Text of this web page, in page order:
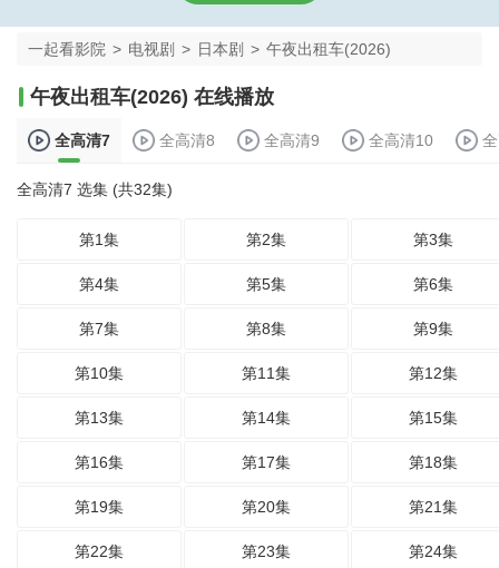
一起看影院 > 电视剧 > 日本剧 > 午夜出租车(2026)
午夜出租车(2026) 在线播放
全高清7 全高清8 全高清9 全高清10
全高清7 选集 (共32集)
第1集 第2集 第3集
第4集 第5集 第6集
第7集 第8集 第9集
第10集 第11集 第12集
第13集 第14集 第15集
第16集 第17集 第18集
第19集 第20集 第21集
第22集 第23集 第24集